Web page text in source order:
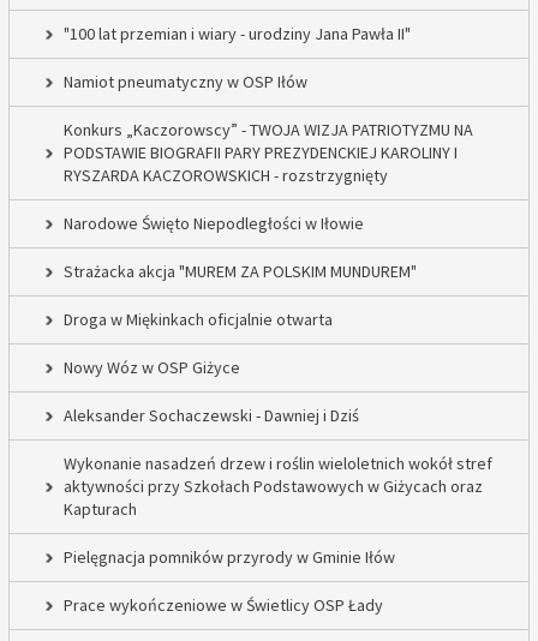
"100 lat przemian i wiary - urodziny Jana Pawła II"
Namiot pneumatyczny w OSP Iłów
Konkurs „Kaczorowscy” - TWOJA WIZJA PATRIOTYZMU NA
PODSTAWIE BIOGRAFII PARY PREZYDENCKIEJ KAROLINY I
RYSZARDA KACZOROWSKICH - rozstrzygnięty
Narodowe Święto Niepodległości w Iłowie
Strażacka akcja "MUREM ZA POLSKIM MUNDUREM"
Droga w Miękinkach oficjalnie otwarta
Nowy Wóz w OSP Giżyce
Aleksander Sochaczewski - Dawniej i Dziś
Wykonanie nasadzeń drzew i roślin wieloletnich wokół stref
aktywności przy Szkołach Podstawowych w Giżycach oraz
Kapturach
Pielęgnacja pomników przyrody w Gminie Iłów
Prace wykończeniowe w Świetlicy OSP Łady